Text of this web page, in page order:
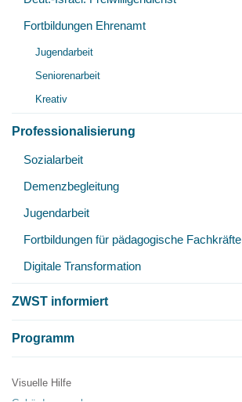
Fortbildungen Ehrenamt
Jugendarbeit
Seniorenarbeit
Kreativ
Professionalisierung
Sozialarbeit
Demenzbegleitung
Jugendarbeit
Fortbildungen für pädagogische Fachkräfte
Digitale Transformation
ZWST informiert
Programm
Visuelle Hilfe